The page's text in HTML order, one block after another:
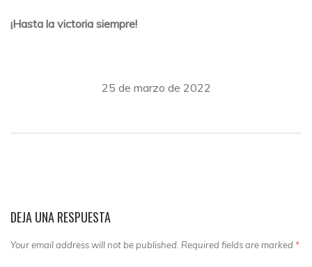
¡Hasta la victoria siempre!
25 de marzo de 2022
DEJA UNA RESPUESTA
Your email address will not be published. Required fields are marked *